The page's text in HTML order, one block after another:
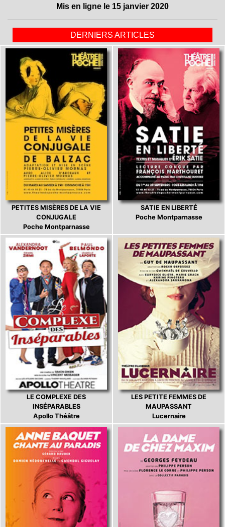
Mis en ligne le 15 janvier 2020
DERNIERS ARTICLES
PETITES MISÈRES DE LA VIE
CONJUGALE
Poche Montparnasse
SATIE EN LIBERTÉ
Poche Montparnasse
LE COMPLEXE DES
INSÉPARABLES
Apollo Théâtre
LES PETITE FEMMES DE
MAUPASSANT
Lucernaire